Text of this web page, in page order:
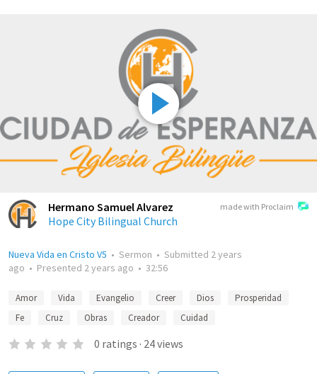
made with Proclaim
Hermano Samuel Alvarez
Hope City Bilingual Church
Nueva Vida en Cristo V5 • Sermon • Submitted 2 years
ago • Presented 2 years ago • 32:56
Amor Vida Evangelio Creer Dios
Prosperidad
Fe
Cruz Obras Creador Cuidad
0 ratings · 24views